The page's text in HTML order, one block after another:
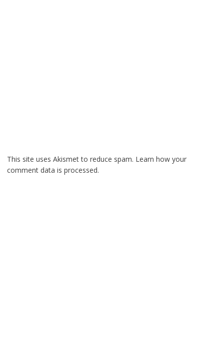
This site uses Akismet to reduce spam. Learn how your
comment data is processed.